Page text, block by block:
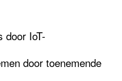
IoT-
door toenemende